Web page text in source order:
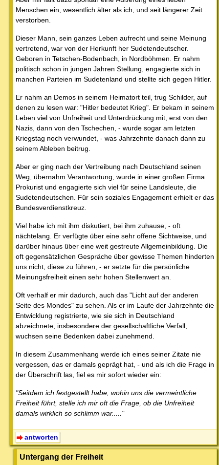
Menschen ein, wesentlich älter als ich, und seit längerer Zeit
verstorben.
Dieser Mann, sein ganzes Leben aufrecht und seine Meinung
vertretend, war von der Herkunft her Sudetendeutscher.
Geboren in Tetschen-Bodenbach, in Nordböhmen. Er nahm
politisch schon in jungen Jahren Stellung, engagierte sich in
manchen Parteien im Sudetenland und stellte sich gegen Hitler.
Er nahm an Demos in seinem Heimatort teil, trug Schilder, auf
denen zu lesen war: "Hitler bedeutet Krieg". Er bekam in seinem
Leben viel von Unfreiheit und Unterdrückung mit, erst von den
Nazis, dann von den Tschechen, - wurde sogar am letzten
Kriegstag noch verwundet, - was Jahrzehnte danach dann zu
seinem Ableben beitrug.
Aber er ging nach der Vertreibung nach Deutschland seinen
Weg, übernahm Verantwortung, wurde in einer großen Firma
Prokurist und engagierte sich viel für seine Landsleute, die
Sudetendeutschen. Für sein soziales Engagement erhielt er das
Bundesverdienstkreuz.
Viel habe ich mit ihm diskutiert, bei ihm zuhause, - oft
nächtelang. Er verfügte über eine sehr offene Sichtweise, und
darüber hinaus über eine weit gestreute Allgemeinbildung. Die
oft gegensätzlichen Gespräche über gewisse Themen hinderten
uns nicht, diese zu führen, - er setzte für die persönliche
Meinungsfreiheit einen sehr hohen Stellenwert an.
Oft verhalf er mir dadurch, auch das "Licht auf der anderen
Seite des Mondes" zu sehen. Als er im Laufe der Jahrzehnte die
Entwicklung registrierte, wie sie sich in Deutschland
abzeichnete, insbesondere der gesellschaftliche Verfall,
wuchsen seine Bedenken dabei zunehmend.
In diesem Zusammenhang werde ich eines seiner Zitate nie
vergessen, das er damals geprägt hat, - und als ich die Frage in
der Überschrift las, fiel es mir sofort wieder ein:
"Seitdem ich festgestellt habe, wohin uns die vermeintliche
Freiheit führt, stelle ich mir oft die Frage, ob die Unfreiheit
damals wirklich so schlimm war....."
antworten
Untergang der Freiheit